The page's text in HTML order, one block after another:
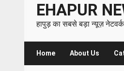
EHAPUR
हापुड़ का सबसे बड़ा न्यूज़ नेटवर्क
Home About Us